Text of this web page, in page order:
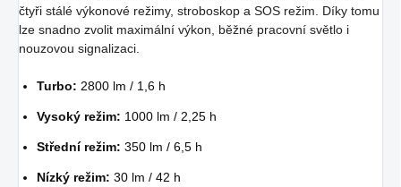
čtyři stálé výkonové režimy, stroboskop a SOS režim. Díky tomu
lze snadno zvolit maximální výkon, běžné pracovní světlo i
nouzovou signalizaci.
Turbo: 2800 lm / 1,6 h
Vysoký režim: 1000 lm / 2,25 h
Střední režim: 350 lm / 6,5 h
Nízký režim: 30 lm / 42 h